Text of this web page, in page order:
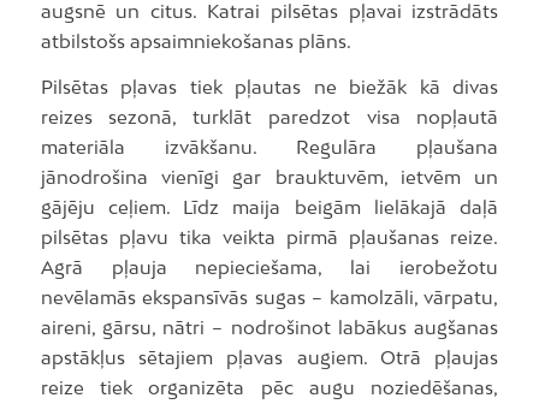
augsnē un citus. Katrai pilsētas pļavai izstrādāts
atbilstošs apsaimniekošanas plāns.
Pilsētas pļavas tiek pļautas ne biežāk kā divas
reizes sezonā, turklāt paredzot visa nopļautā
materiāla izvākšanu. Regulāra pļaušana
jānodrošina vienīgi gar brauktuvēm, ietvēm un
gājēju ceļiem. Līdz maija beigām lielākajā daļā
pilsētas pļavu tika veikta pirmā pļaušanas reize.
Agrā pļauja nepieciešama, lai ierobežotu
nevēlamās ekspansīvās sugas – kamolzāli, vārpatu,
aireni, gārsu, nātri – nodrošinot labākus augšanas
apstākļus sētajiem pļavas augiem. Otrā pļaujas
reize tiek organizēta pēc augu noziedēšanas,